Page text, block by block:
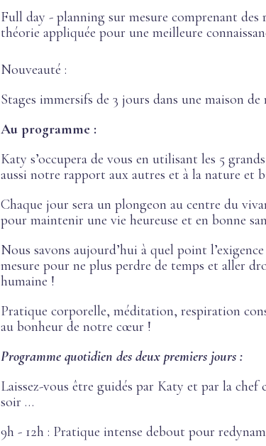
Full day - planning sur mesure comprenant
théorie appliquée pour une meilleure
Nouveauté :
Stages immersifs de 3 jours dans une maison
Au programme :
Katy s’occupera de vous en utilisant les 5
aussi notre rapport aux autres et à la nature et
Chaque jour sera un plongeon au centre du
pour maintenir une vie heureuse et en bonne
Nous savons aujourd’hui à quel point
mesure pour ne plus perdre de temps et aller
humaine !
Pratique corporelle, méditation, respiration
au bonheur de notre cœur !
Programme quotidien des deux premiers jours :
Laissez-vous être guidés par Katy et par la chef
soir …
9h - 12h : Pratique intense debout pour